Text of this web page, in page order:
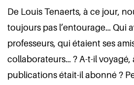
De Louis Tenaerts, à ce jour,
toujours pas l’entourage… Qui
professeurs, qui étaient ses
collaborateurs… ? A-t-il voyagé,
publications était-il abonné ?